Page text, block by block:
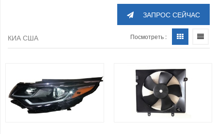
ЗАПРОС СЕЙЧАС
КИА США Посмотреть :